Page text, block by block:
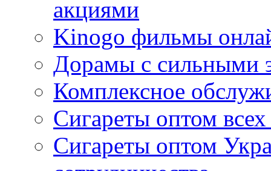
акциями
Kinogo фильмы
Дорамы с сильными
Комплексное
Сигареты оптом
Сигареты оптом